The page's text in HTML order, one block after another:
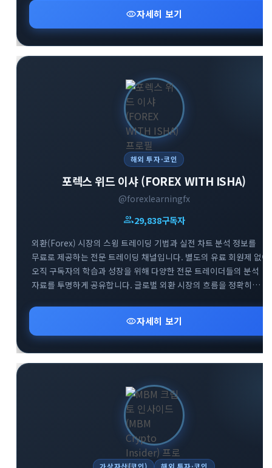
신속하게 확인하실 수 있습니다.
visibility자세히 보기
해외 투자·코인
포렉스 위드 이샤 (FOREX WITH ISHA)
@forexlearningfx
group29,838구독자
외환(Forex) 시장의 스윙 트레이딩 기법과 실전 차트 분석 정보를
무료로 제공하는 전문 트레이딩 채널입니다. 별도의 유료 회원제 없이
오직 구독자의 학습과 성장을 위해 다양한 전문 트레이더들의 분석
자료를 투명하게 공유합니다. 글로벌 외환 시장의 흐름을 정확히
인사이트를 전달합니다. 외환 투자 초보자부터 실전 매매자까지 부담
없이 유용한 금융 정보를 얻어가실 수 있습니다.
visibility자세히 보기
가상자산(코인) 해외 투자·코인